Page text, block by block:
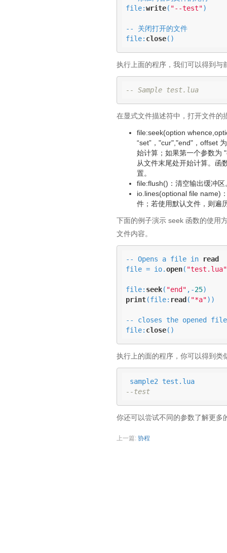
file:write( "--test")
-- 关闭打开的文件
file: close()
执行上面的程序，我们可以得到与
-- Sample test.lua
在显式文件描述符中，打开文件的
file:seek(option
“set”，"cur","end"，offset
始计算；如果第一个参数为
从文件末尾处开始计算。函
置。
file:flush()：清空输出缓冲区
io.lines(optional file name)
件；若使用默认文件，则遍
下面的例子演示 seek 函数的使用
文件内容。
-- Opens a file in
read
file = io.open( "test.lua"
file: seek( "end" ,-25
print(file: read ( "*a"))
-- closes the opened file
file: close()
执行上的面的程序，你可以得到类
sample2 test.lua
--test
你还可以尝试不同的参数了解更多
上一篇: 协程